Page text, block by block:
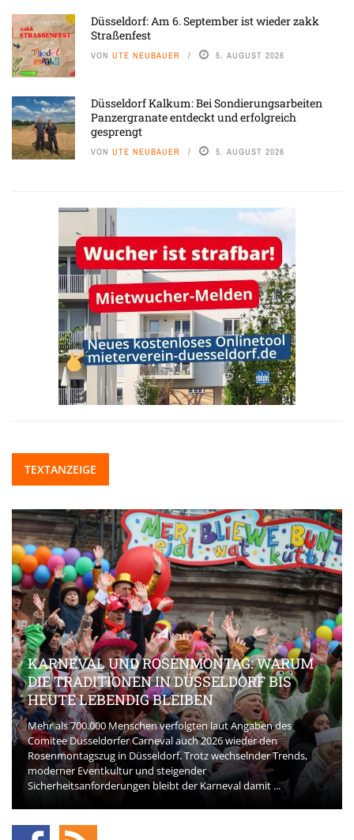
Düsseldorf: Am 6. September ist wieder zakk
Straßenfest
VON UTE NEUBAUER 5. AUGUST 2026
Düsseldorf Kalkum: Bei Sondierungsarbeiten
Panzergranate entdeckt und erfolgreich
gesprengt
VON UTE NEUBAUER 5. AUGUST 2026
TEXTANZEIGE
KARNEVAL UND ROSENMONTAG: WARUM
DIE TRADITIONEN IN DÜSSELDORF BIS
HEUTE LEBENDIG BLEIBEN
Mehr als 700.000 Menschen verfolgten laut Angaben des
Comitee Düsseldorfer Carneval auch 2026 wieder den
Rosenmontagszug in Düsseldorf. Trotz wechselnder Trends,
moderner Eventkultur und steigender
Sicherheitsanforderungen bleibt der Karneval damit ...